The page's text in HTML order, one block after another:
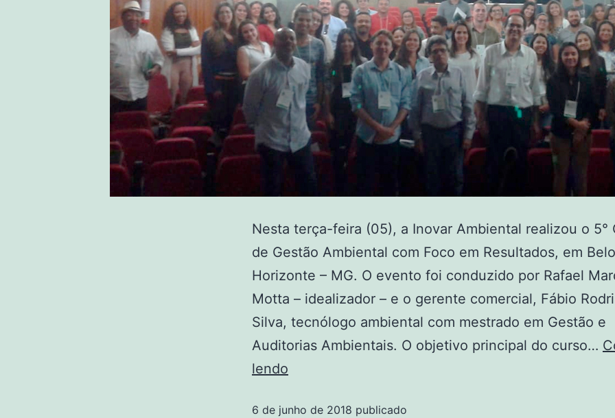
Nesta terça-feira (05), a Inovar Ambiental realizou o 5°
de Gestão Ambiental com Foco em Resultados, em Belo
Horizonte – MG. O evento foi conduzido por Rafael
Motta – idealizador – e o gerente comercial, Fábio
Silva, tecnólogo ambiental com mestrado em Gestão e
Auditorias Ambientais. O objetivo principal do curso…
lendo
6 de junho de 2018 publicado